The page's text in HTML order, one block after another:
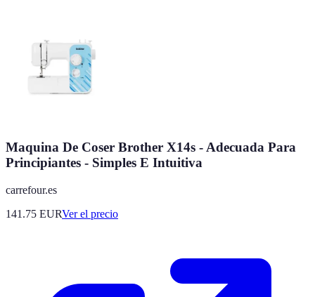
Maquina De Coser Brother X14s - Adecuada Para
Principiantes - Simples E Intuitiva
carrefour.es
141.75 EURVer el precio